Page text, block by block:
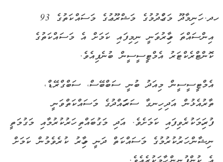
ހދ. ހަނިމާދޫ މަގުހެދުމުގެ މަޝްރޫޢުގެ މަސައްކަތުގެ 93
އިންސައްތަ މިހާރުވަނީ ނިމިފައި ކަމަށް އެ މަސައްކަތުގެ
ކޮންޓްރެކްޓަރު އެމްޓީސީސީން ބުނެފިއެވެ.
އެމްޓީސީސީން މިއަދު ބުނީ ސަބްބޭސް، ސަބްގްރޭޑް،
ތާރުއެޅުން އަދި ހިނގާ ސަރަހައްދުގެ މަސައްކަތްވަނީ
ފުރިހަމަކުރެވިފައި ކަމަށެވެ. އަދި މަގުބައްތި ހަރުކުރުމާއި މަގުމަތީ
ނިޝާން ހަރުކުރުމުގެ މަސައްކަތް ދަނީ މިހާރު ކުރެވެމުން ކަމަށް